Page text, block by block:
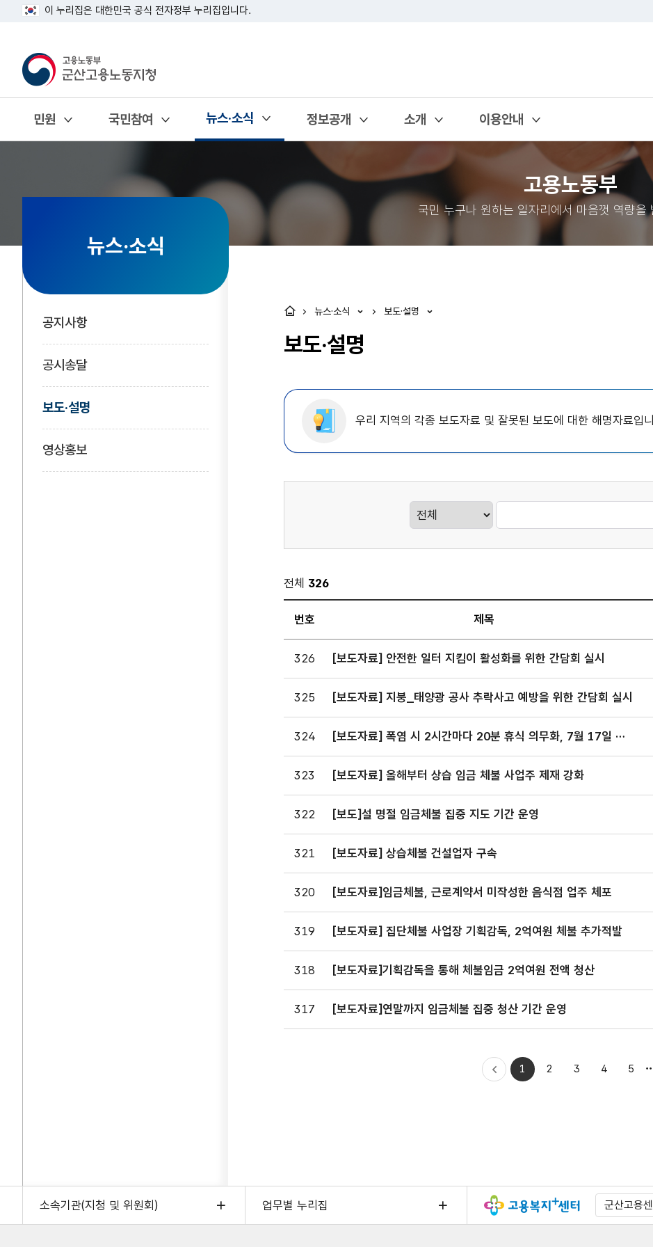
이 누리집은 대한민국 공식 전자정부 누리집입니다.
민원
열기
국민참여
열기
뉴스·소식
열기 정보공개
열기
소개
열기
이용안내
열기
고용노동부
국민 누구나 원하는 일자리에서 마음껏 역량을
뉴스·소식
공지사항
공시송달
보도·설명
영상홍보
보도·설명
뉴스·소식 보도·설명
우리 지역의 각종 보도자료 및 잘못된 보도에 대한 해명자료입
전체 326
설명
게시판
입니다.
번호,
첨부파일,
조회로
나누어져
있습니다.
번호 제목
326 [보도자료] 안전한 일터 지킴이 활성화를 위한 간담회 실시
325 [보도자료] 지붕_태양광 공사 추락사고 예방을 위한 간담회 실시
324
[보도자료] 폭염 시 2시간마다 20분 휴식 의무화, 7월 17일 시
행
323 [보도자료] 올해부터 상습 임금 체불 사업주 제재 강화
322 [보도]설 명절 임금체불 집중 지도 기간 운영
321 [보도자료] 상습체불 건설업자 구속
320 [보도자료]임금체불, 근로계약서 미작성한 음식점 업주 체포
319 [보도자료] 집단체불 사업장 기획감독, 2억여원 체불 추가적발
318 [보도자료]기획감독을 통해 체불임금 2억여원 전액 청산
317 [보도자료]연말까지 임금체불 집중 청산 기간 운영
처음으로
1 2 3 4 5
소속기관(지청 및 위원회) 업무별 누리집 군산고용